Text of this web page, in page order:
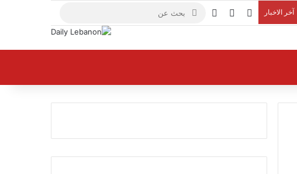
آخر الاخبار فيسبوك يوتيوب بحث